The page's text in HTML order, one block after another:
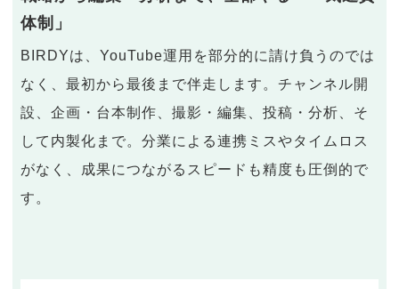
体制」
BIRDYは、YouTube運用を部分的に請け負うのでは
なく、最初から最後まで伴走します。チャンネル開
設、企画・台本制作、撮影・編集、投稿・分析、そ
して内製化まで。分業による連携ミスやタイムロス
がなく、成果につながるスピードも精度も圧倒的で
す。